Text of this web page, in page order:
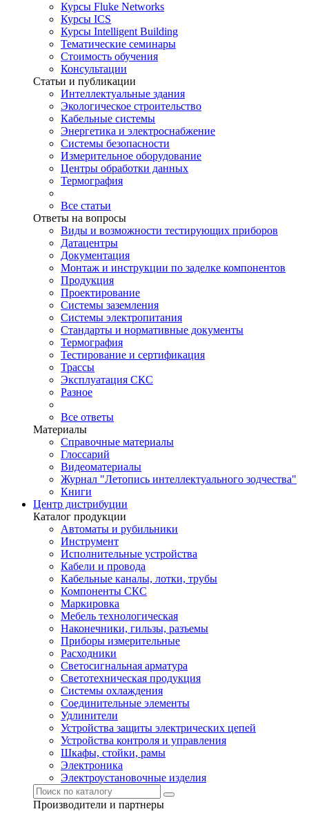
Курсы Fluke Networks
Курсы ICS
Курсы Intelligent Building
Тематические семинары
Стоимость обучения
Консультации
Статьи и публикации
Интеллектуальные здания
Экологическое строительство
Кабельные системы
Энергетика и электроснабжение
Системы безопасности
Измерительное оборудование
Центры обработки данных
Термография
Все статьи
Ответы на вопросы
Виды и возможности тестирующих приборов
Датацентры
Документация
Монтаж и инструкции по заделке компонентов
Продукция
Проектирование
Системы заземления
Системы электропитания
Стандарты и нормативные документы
Термография
Тестирование и сертификация
Трассы
Эксплуатация СКС
Разное
Все ответы
Материалы
Справочные материалы
Глоссарий
Видеоматериалы
Журнал "Летопись интеллектуального зодчества"
Книги
Центр дистрибуции
Каталог продукции
Автоматы и рубильники
Инструмент
Исполнительные устройства
Кабели и провода
Кабельные каналы, лотки, трубы
Компоненты СКС
Маркировка
Мебель технологическая
Наконечники, гильзы, разъемы
Приборы измерительные
Расходники
Светосигнальная арматура
Светотехническая продукция
Системы охлаждения
Соединительные элементы
Удлинители
Устройства защиты электрических цепей
Устройства контроля и управления
Шкафы, стойки, рамы
Электроника
Электроустановочные изделия
Производители и партнеры